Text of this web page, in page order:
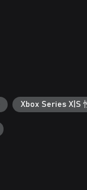
Xbox Series X|S